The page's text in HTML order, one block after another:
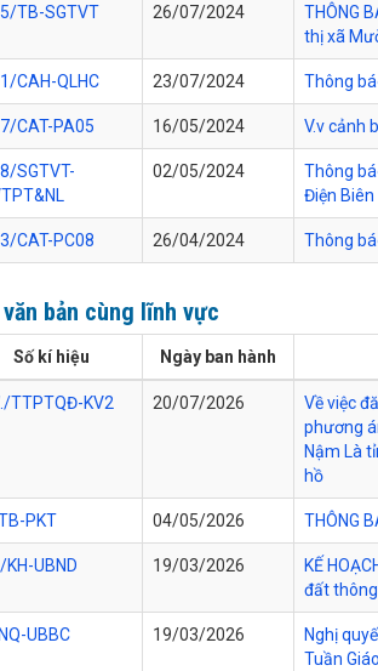
TB-SGTVT 26/07/2024
THÔNG
thị xã
CAH-QLHC 23/07/2024 Thông
CAT-PA05 16/05/2024 V.v cảnh
SGTVT-
02/05/2024
Thông
Điện Biên
CAT-PC08 26/04/2024 Thông
văn bản cùng lĩnh vực
Số kí hiệu Ngày ban hành
TTPTQĐ-KV2 20/07/2026
Về việc
phương
Nậm Là
hồ
PKT 04/05/2026 THÔNG
UBND 19/03/2026
KẾ
đất
UBBC 19/03/2026
Nghị
Tuần